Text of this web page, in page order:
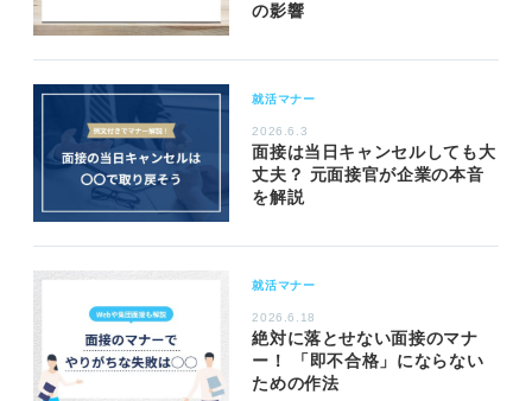
の影響
就活マナー
2026.6.3
面接は当日キャンセルしても大
丈夫？ 元面接官が企業の本音
を解説
就活マナー
2026.6.18
絶対に落とせない面接のマナ
ー！ 「即不合格」にならない
ための作法